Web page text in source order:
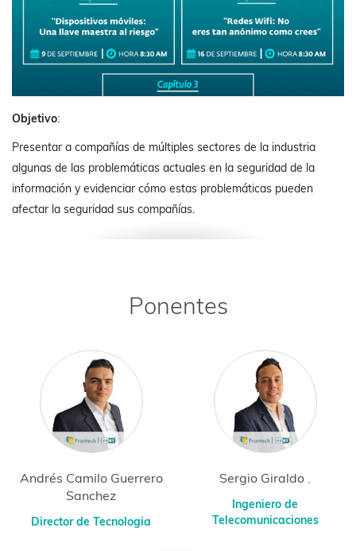
Objetivo:
Presentar a compañías de múltiples sectores de la industria
algunas de las problemáticas actuales en la seguridad de la
información y evidenciar cómo estas problemáticas pueden
afectar la seguridad sus compañías.
Ponentes
Andrés Camilo Guerrero
Sanchez
Director de Tecnologia
Sergio Giraldo .
Ingeniero de
Telecomunicaciones